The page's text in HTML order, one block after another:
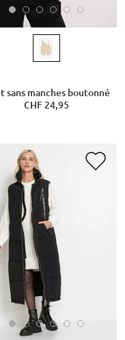
sans manches boutonné
CHF 24,95